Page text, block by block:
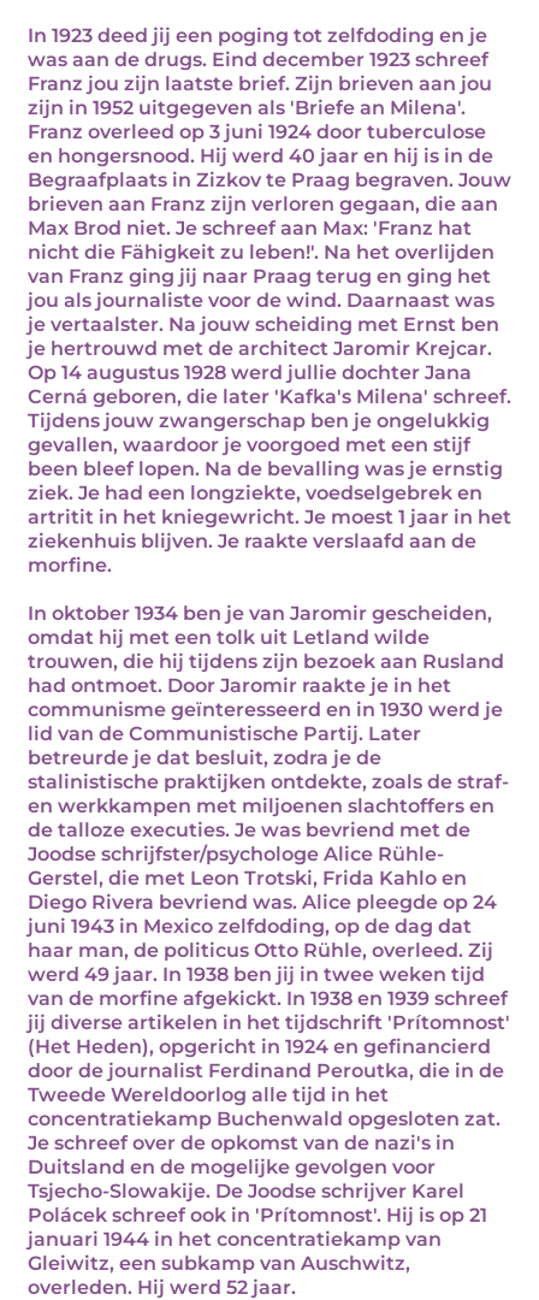
In 1923 deed jij een poging tot zelfdoding en je
was aan de drugs. Eind december 1923 schreef
Franz jou zijn laatste brief. Zijn brieven aan jou
zijn in 1952 uitgegeven als 'Briefe an Milena'.
Franz overleed op 3 juni 1924 door tuberculose
en hongersnood. Hij werd 40 jaar en hij is in de
Begraafplaats in Zizkov te Praag begraven. Jouw
brieven aan Franz zijn verloren gegaan, die aan
Max Brod niet. Je schreef aan Max: 'Franz hat
nicht die Fähigkeit zu leben!'. Na het overlijden
van Franz ging jij naar Praag terug en ging het
jou als journaliste voor de wind. Daarnaast was
je vertaalster. Na jouw scheiding met Ernst ben
je hertrouwd met de architect Jaromir Krejcar.
Op 14 augustus 1928 werd jullie dochter Jana
Cerná geboren, die later 'Kafka's Milena' schreef.
Tijdens jouw zwangerschap ben je ongelukkig
gevallen, waardoor je voorgoed met een stijf
been bleef lopen. Na de bevalling was je ernstig
ziek. Je had een longziekte, voedselgebrek en
artritit in het kniegewricht. Je moest 1 jaar in het
ziekenhuis blijven. Je raakte verslaafd aan de
morfine.
In oktober 1934 ben je van Jaromir gescheiden,
omdat hij met een tolk uit Letland wilde
trouwen, die hij tijdens zijn bezoek aan Rusland
had ontmoet. Door Jaromir raakte je in het
communisme geïnteresseerd en in 1930 werd je
lid van de Communistische Partij. Later
betreurde je dat besluit, zodra je de
stalinistische praktijken ontdekte, zoals de straf-
en werkkampen met miljoenen slachtoffers en
de talloze executies. Je was bevriend met de
Joodse schrijfster/psychologe Alice Rühle-
Gerstel, die met Leon Trotski, Frida Kahlo en
Diego Rivera bevriend was. Alice pleegde op 24
juni 1943 in Mexico zelfdoding, op de dag dat
haar man, de politicus Otto Rühle, overleed. Zij
werd 49 jaar. In 1938 ben jij in twee weken tijd
van de morfine afgekickt. In 1938 en 1939 schreef
jij diverse artikelen in het tijdschrift 'Prítomnost'
(Het Heden), opgericht in 1924 en gefinancierd
door de journalist Ferdinand Peroutka, die in de
Tweede Wereldoorlog alle tijd in het
concentratiekamp Buchenwald opgesloten zat.
Je schreef over de opkomst van de nazi's in
Duitsland en de mogelijke gevolgen voor
Tsjecho-Slowakije. De Joodse schrijver Karel
Polácek schreef ook in 'Prítomnost'. Hij is op 21
januari 1944 in het concentratiekamp van
Gleiwitz, een subkamp van Auschwitz,
overleden. Hij werd 52 jaar.